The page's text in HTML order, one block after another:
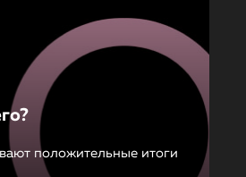
положительные итоги